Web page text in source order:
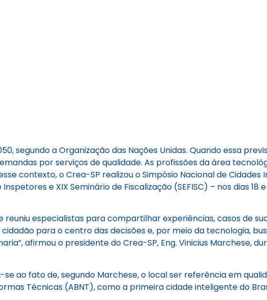
segundo a Organização das Nações Unidas. Quando essa
por serviços de qualidade. As profissões da área
contexto, o Crea-SP realizou o Simpósio Nacional de Cidades
e XIX Seminário de Fiscalização (SEFISC) – nos dias 18
especialistas para compartilhar experiências, casos de
para o centro das decisões e, por meio da tecnologia,
afirmou o presidente do Crea-SP, Eng. Vinicius Marchese,
ao fato de, segundo Marchese, o local ser referência em
Técnicas (ABNT), como a primeira cidade inteligente do